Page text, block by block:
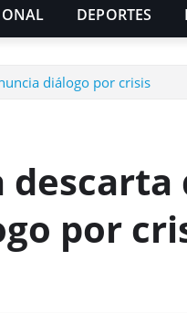
DEPORTES
diálogo por crisis
por